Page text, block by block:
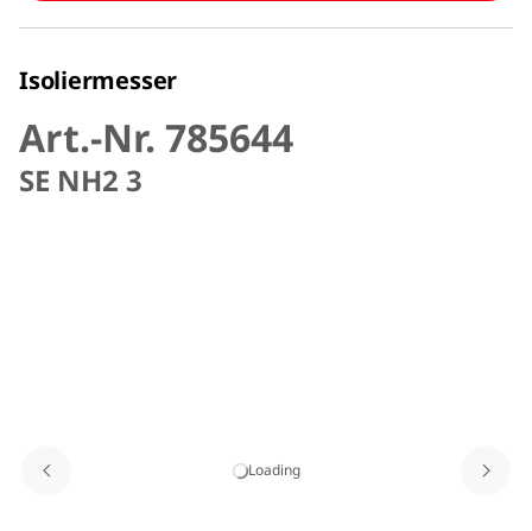
Isoliermesser
Art.-Nr. 785644
SE NH2 3
Loading